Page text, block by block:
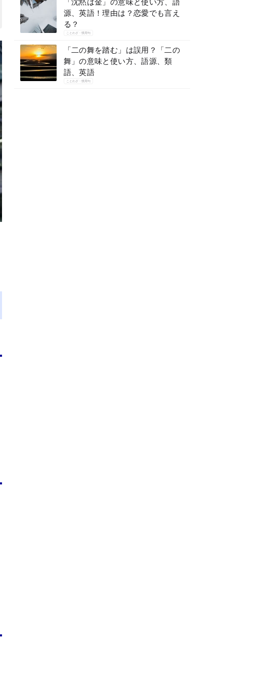
源、英語！理由は？恋愛でも言え
る？
ことわざ・慣用句
「二の舞を踏む」は誤用？「二の
舞」の意味と使い方、語源、類
語、英語
ことわざ・慣用句